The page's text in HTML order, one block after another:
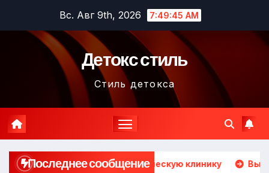
содержимому
Вс. Авг 9th, 2026 7:49:47 AM
Детокс стиль
Стиль детокса
Последнее сообщение
клинику Выбор гонгов: